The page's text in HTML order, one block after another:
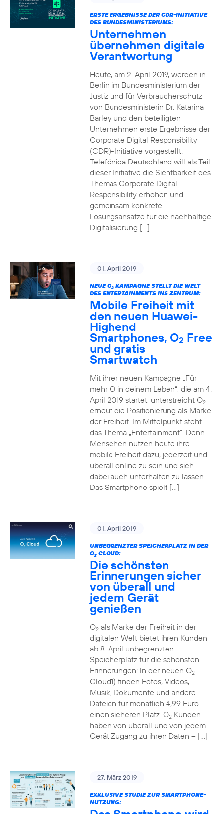
ERSTE ERGEBNISSE DER CDR-INITIATIVE
DES BUNDESMINISTERIUMS:
Unternehmen
übernehmen digitale
Verantwortung
Heute, am 2. April 2019, werden in
Berlin im Bundesministerium der
Justiz und für Verbraucherschutz
von Bundesministerin Dr. Katarina
Barley und den beteiligten
Unternehmen erste Ergebnisse der
Corporate Digital Responsibility
(CDR)-Initiative vorgestellt.
Telefónica Deutschland will als Teil
dieser Initiative die Sichtbarkeit des
Themas Corporate Digital
Responsibility erhöhen und
gemeinsam konkrete
Lösungsansätze für die nachhaltige
Digitalisierung […]
01. April 2019
NEUE O2KAMPAGNE STELLT DIE WELT
DES ENTERTAINMENTS INS ZENTRUM:
Mobile Freiheit mit
den neuen Huawei-
Highend
Smartphones, O2 Free
und gratis
Smartwatch
Mit ihrer neuen Kampagne „Für
mehr O in deinem Leben“, die am 4.
April 2019 startet, unterstreicht O2
erneut die Positionierung als Marke
der Freiheit. Im Mittelpunkt steht
das Thema „Entertainment“. Denn
Menschen nutzen heute ihre
mobile Freiheit dazu, jederzeit und
überall online zu sein und sich
dabei auch unterhalten zu lassen.
Das Smartphone spielt […]
01. April 2019
UNBEGRENZTER SPEICHERPLATZ IN DER
O2CLOUD:
Die schönsten
Erinnerungen sicher
von überall und
jedem Gerät
genießen
O2als Marke der Freiheit in der
digitalen Welt bietet ihren Kunden
ab 8. April unbegrenzten
Speicherplatz für die schönsten
Erinnerungen: In der neuen O2
Cloud1) finden Fotos, Videos,
Musik, Dokumente und andere
Dateien für monatlich 4,99 Euro
einen sicheren Platz. O2Kunden
haben von überall und von jedem
Gerät Zugang zu ihren Daten – […]
27. März 2019
EXKLUSIVE STUDIE ZUR SMARTPHONE-
NUTZUNG: